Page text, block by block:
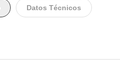
Datos Técnicos